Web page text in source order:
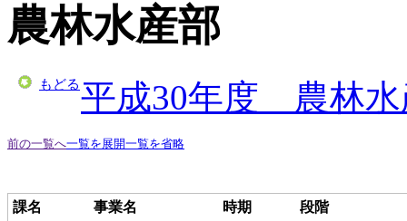
農林水産部
もどる平成30年度 農林水
前の一覧へ一覧を展開一覧を省略
課名 事業名 時期
段階